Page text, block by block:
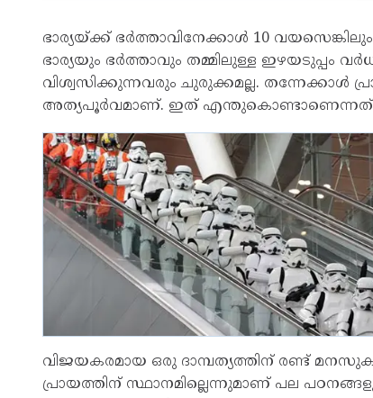
ഭാര്യയ്ക്ക് ഭര്‍ത്താവിനേക്കാള്‍ 10
ഭാര്യയും ഭര്‍ത്താവും തമ്മിലുള്ള ഇഴയടുപ്പം
വിശ്വസിക്കുന്നവരും ചുരുക്കമല്ല. തന്നേക്കാള്‍
അത്യപൂര്‍വമാണ്. ഇത് എന്തുകൊണ്ടാണെന്നത്
വിജയകരമായ ഒരു ദാമ്പത്യത്തിന് രണ്ട്
പ്രായത്തിന് സ്ഥാനമില്ലെന്നുമാണ് പല